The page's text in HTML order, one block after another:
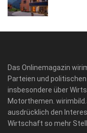
Das Onlinemagazin
Parteien und
insbesondere über
Motorthemen.
ausdrücklich den
Wirtschaft so mehr